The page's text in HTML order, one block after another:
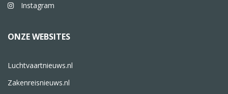
Instagram
ONZE WEBSITES
Luchtvaartnieuws.nl
Zakenreisnieuws.nl